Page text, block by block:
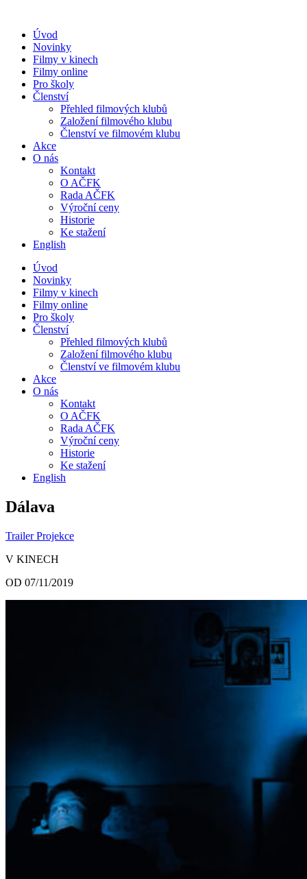
obsahuÚvod
Novinky
Filmy v kinech
Filmy online
Pro školy
Členství
Přehled filmových klubů
Založení filmového klubu
Členství ve filmovém klubu
Akce
O nás
Kontakt
O AČFK
Rada AČFK
Výroční ceny
Historie
Ke stažení
English
Úvod
Novinky
Filmy v kinech
Filmy online
Pro školy
Členství
Přehled filmových klubů
Založení filmového klubu
Členství ve filmovém klubu
Akce
O nás
Kontakt
O AČFK
Rada AČFK
Výroční ceny
Historie
Ke stažení
English
Dálava
Trailer Projekce
V KINECH
OD 07/11/2019